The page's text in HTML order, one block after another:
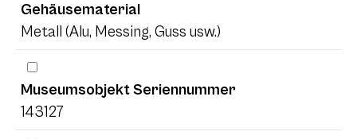
Gehäusematerial
Metall (Alu, Messing, Guss usw.)
Museumsobjekt Seriennummer
143127